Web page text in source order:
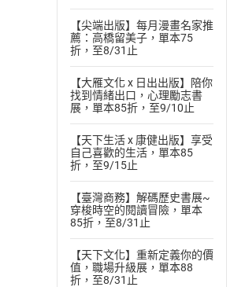
【尖端出版】每月漫畫名家推
薦：高橋留美子，單本75
折，至8/31止
【大雁文化 x 日出出版】陪你
找到情緒出口，心理勵志書
展，單本85折，至9/10止
【天下生活 x 康健出版】享受
自己喜歡的生活，單本85
折，至9/15止
【臺灣商務】解碼歷史書展~
穿梭時空的閱讀冒險，單本
85折，至8/31止
【天下文化】重新定義你的價
值，職場升級展，單本88
折，至8/31止